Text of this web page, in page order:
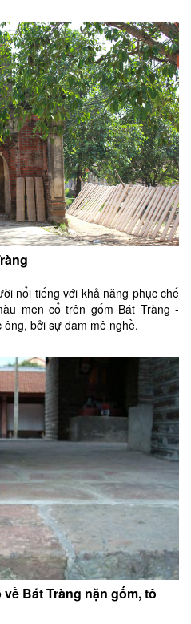
nổi tiếng với khả năng phục chế
men cổ trên gốm Bát Tràng -
bởi sự đam mê nghề.
Bát Tràng nặn gốm, tô